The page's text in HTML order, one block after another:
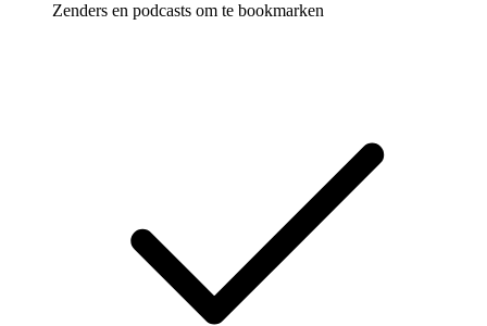
Zenders en podcasts om te bookmarken